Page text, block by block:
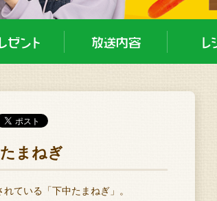
まねぎ
ている「下中たまねぎ」。